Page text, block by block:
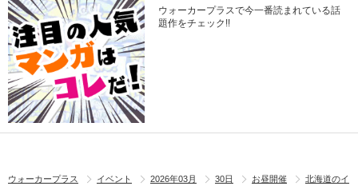
ウォーカープラスで今一番読まれている話
題作をチェック!!
ウォーカープラス イベント 2026年03月 30日 お昼開催
北海道のイ